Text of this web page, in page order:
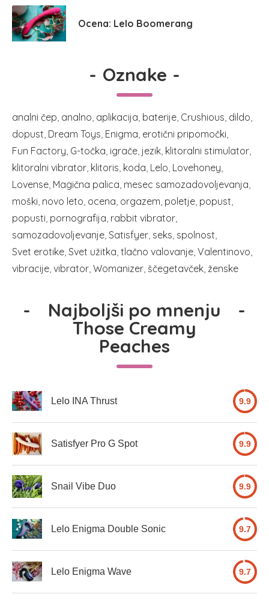
Ocena: Lelo Boomerang
- Oznake -
analni čep analno aplikacija baterije Crushious dildo
dopust Dream Toys Enigma erotični pripomočki
Fun Factory G-točka igrače jezik klitoralni stimulator
klitoralni vibrator klitoris koda Lelo Lovehoney
Lovense Magična palica mesec samozadovoljevanja
moški novo leto ocena orgazem poletje popust
popusti pornografija rabbit vibrator
samozadovoljevanje Satisfyer seks spolnost
Svet erotike Svet užitka tlačno valovanje Valentinovo
vibracije vibrator Womanizer ščegetavček ženske
- Najboljši po mnenju
Those Creamy
Peaches
-
Lelo INA Thrust 9.9
Satisfyer Pro G Spot 9.9
Snail Vibe Duo 9.9
Lelo Enigma Double Sonic 9.7
Lelo Enigma Wave 9.7